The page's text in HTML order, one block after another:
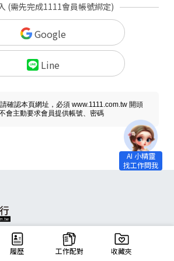
(需先完成1111會員帳號綁定)
Google
Line
確認本頁網址，必須 www.1111.com.tw 開頭
會主動要求會員提供帳號、密碼
履歷 工作配對 收藏夾